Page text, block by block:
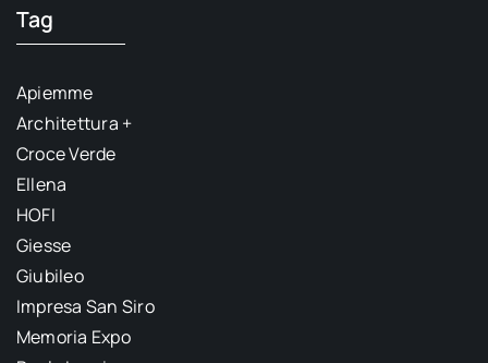
Tag
Apiemme
Architettura +
Croce Verde
Ellena
HOFI
Giesse
Giubileo
Impresa San Siro
Memoria Expo